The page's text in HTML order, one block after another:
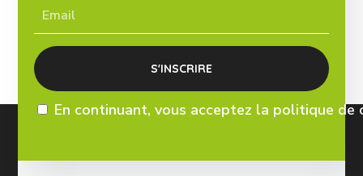
En continuant, vous acceptez la politique